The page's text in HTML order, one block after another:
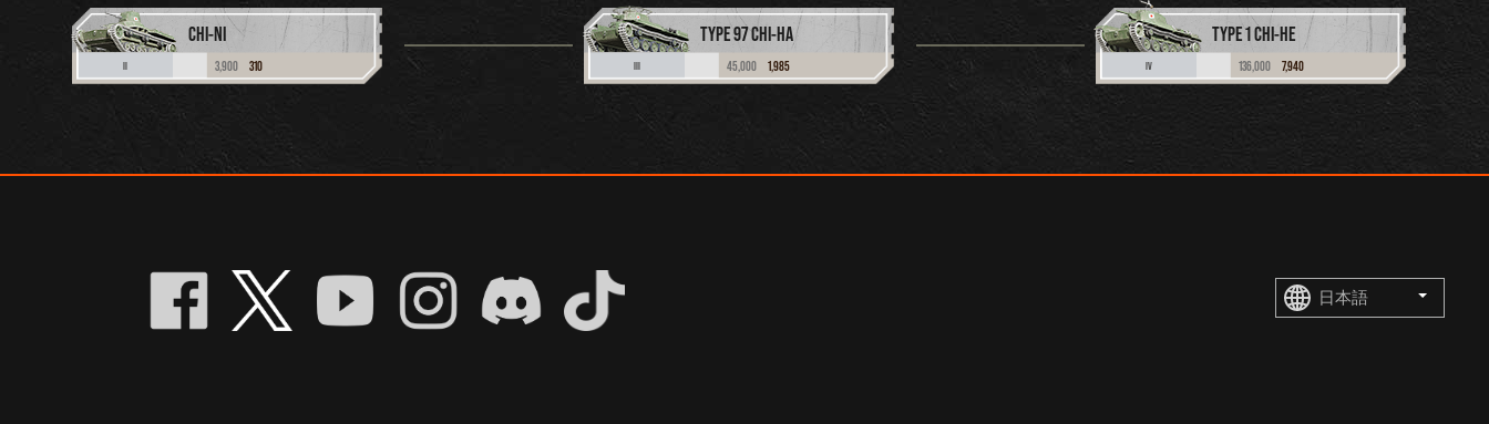
CHI-NI
II 3,900 310
TYPE 97 CHI-HA
III 45,000 1,985
TYPE 1 CHI-HE
IV 136,000 7,940